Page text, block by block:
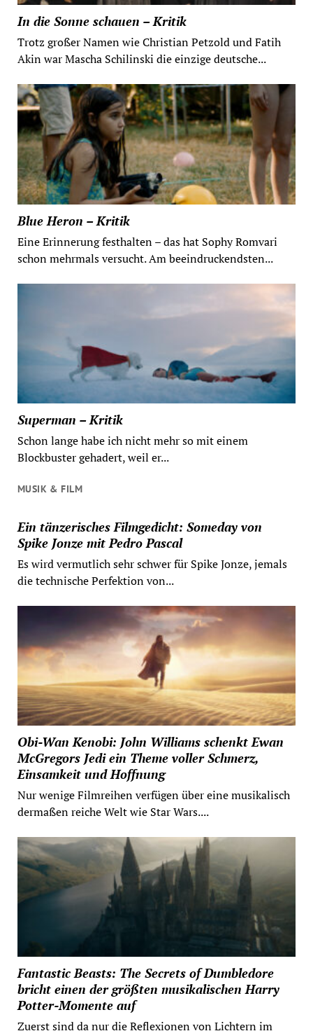
In die Sonne schauen – Kritik
Trotz großer Namen wie Christian Petzold und Fatih
Akin war Mascha Schilinski die einzige deutsche...
Blue Heron – Kritik
Eine Erinnerung festhalten – das hat Sophy Romvari
schon mehrmals versucht. Am beeindruckendsten...
Superman – Kritik
Schon lange habe ich nicht mehr so mit einem
Blockbuster gehadert, weil er...
MUSIK & FILM
Ein tänzerisches Filmgedicht: Someday von
Spike Jonze mit Pedro Pascal
Es wird vermutlich sehr schwer für Spike Jonze, jemals
die technische Perfektion von...
Obi-Wan Kenobi: John Williams schenkt Ewan
McGregors Jedi ein Theme voller Schmerz,
Einsamkeit und Hoffnung
Nur wenige Filmreihen verfügen über eine musikalisch
dermaßen reiche Welt wie Star Wars....
Fantastic Beasts: The Secrets of Dumbledore
bricht einen der größten musikalischen Harry
Potter-Momente auf
Zuerst sind da nur die Reflexionen von Lichtern im